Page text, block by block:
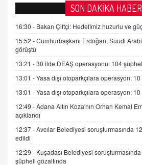
AV. DOĞAN CAN DOĞAN
Kişisel verilerin
gelişimi
15.09.2025 16:17
SEHER EREK
Kış Ayları Geldi, Hangi
9.12.2025 10:11
İNCİ GÜL AKÖL
06.07.2026 13:00
ADEM AKÖL
SON DAKİKA
16:30 - Bakan Çiftçi: Hedefimiz huzurlu ve
15:52 -Cumhurbaşkanı Erdoğan, Suudi
görüştü
13:21 -30 ilde DEAŞ operasyonu: 104
13:01 -Yasa dışı otoparkçılara operasyon:
13:01 -Yasa dışı otoparkçılara operasyon:
12:49 -Adana Altın Koza'nın Orhan Kemal
açıklandı
12:37 -Avcılar Belediyesi soruşturmasında
edildi
12:29 - Kuşadası Belediyesi
şüpheli gözaltında